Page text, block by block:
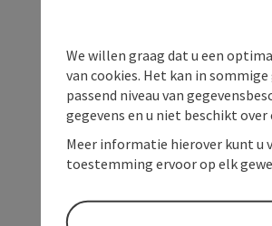
We willen graag dat u een
van cookies. Het kan in
passend niveau van
gegevens en u niet beschikt
Meer informatie hierover kunt u
toestemming ervoor op elk